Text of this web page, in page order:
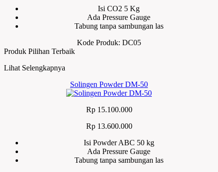
Isi CO2 5 Kg
Ada Pressure Gauge
Tabung tanpa sambungan las
Kode Produk: DC05
Produk Pilihan Terbaik
Lihat Selengkapnya
Solingen Powder DM-50
Rp 15.100.000
Rp 13.600.000
Isi Powder ABC 50 kg
Ada Pressure Gauge
Tabung tanpa sambungan las